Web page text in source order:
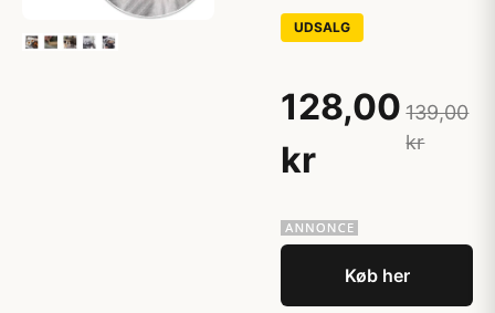
UDSALG
128,00
kr
139,00
kr
Køb her